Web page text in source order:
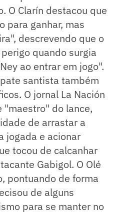
O Clarín destacou que
para ganhar, mas
descrevendo que o
quando surgia
ao entrar em jogo".
santista também
O jornal La Nación
"maestro" do lance,
de arrastar a
jogada e acionar
tocou de calcanhar
Gabigol. O Olé
pontuando de forma
de alguns
para se manter no